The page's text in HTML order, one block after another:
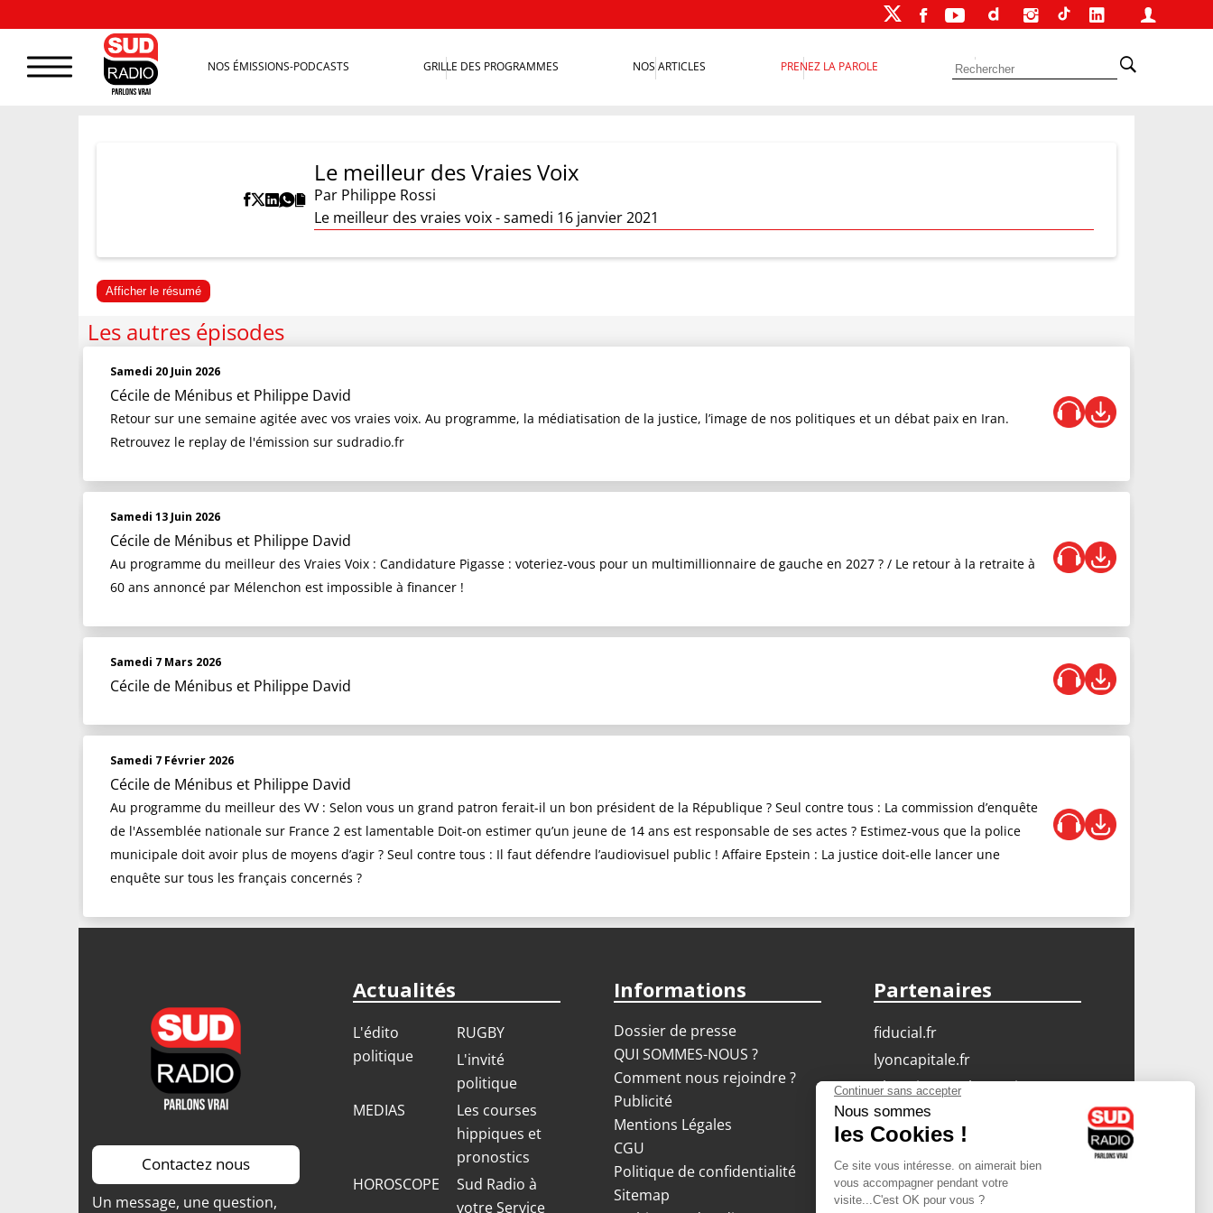
NOS ÉMISSIONS-PODCASTS GRILLE DES PROGRAMMES NOS ARTICLES PRENEZ LA PAROLE
Le meilleur des Vraies Voix
Par Philippe Rossi
Le meilleur des vraies voix - samedi 16 janvier 2021
Afficher le résumé
Les autres épisodes
Samedi 20 Juin 2026
Cécile de Ménibus et Philippe David
Retour sur une semaine agitée avec vos vraies voix. Au programme, la médiatisation de la justice, l’image de nos politiques et un débat paix en Iran.
Retrouvez le replay de l'émission sur sudradio.fr
Samedi 13 Juin 2026
Cécile de Ménibus et Philippe David
Au programme du meilleur des Vraies Voix : Candidature Pigasse : voteriez-vous pour un multimillionnaire de gauche en 2027 ? / Le retour à la retraite à
60 ans annoncé par Mélenchon est impossible à financer !
Samedi 7 Mars 2026
Cécile de Ménibus et Philippe David
Samedi 7 Février 2026
Cécile de Ménibus et Philippe David
Au programme du meilleur des VV : Selon vous un grand patron ferait-il un bon président de la République ? Seul contre tous : La commission d’enquête
de l'Assemblée nationale sur France 2 est lamentable Doit-on estimer qu’un jeune de 14 ans est responsable de ses actes ? Estimez-vous que la police
municipale doit avoir plus de moyens d’agir ? Seul contre tous : ​​Il faut défendre l’audiovisuel public ! Affaire Epstein : La justice doit-elle lancer une
enquête sur tous les français concernés ?
Contactez nous
Un message, une question,
Actualités
L'édito
politique
RUGBY
L'invité
politique
MEDIAS
Les courses
hippiques et
pronostics
HOROSCOPE
Sud Radio à
votre Service
Informations
Dossier de presse
QUI SOMMES-NOUS ?
Comment nous rejoindre ?
Publicité
Mentions Légales
CGU
Politique de confidentialité
Sitemap
Partenaires
fiducial.fr
lyoncapitale.fr
olympique-et-lyonnais.com
L'application Iphone
/ Android